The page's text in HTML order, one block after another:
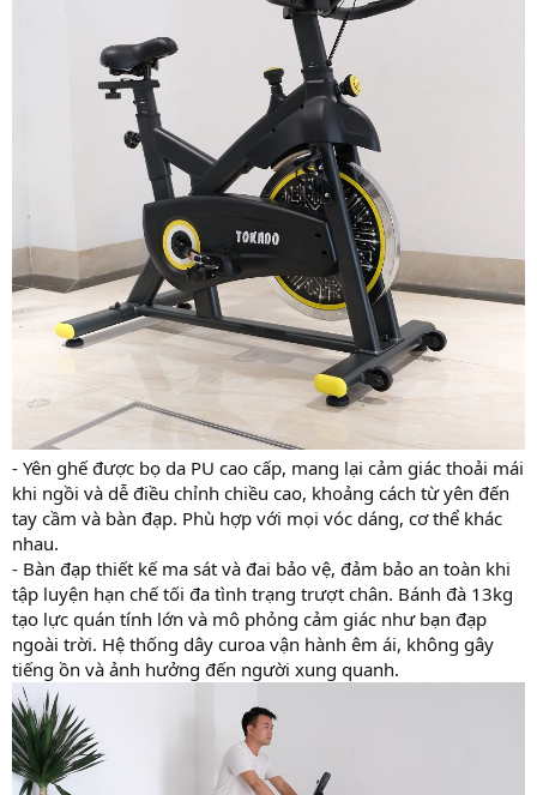
- Yên ghế được bọ da PU cao cấp, mang lại cảm giác thoải mái
khi ngồi và dễ điều chỉnh chiều cao, khoảng cách từ yên đến
tay cầm và bàn đạp. Phù hợp với mọi vóc dáng, cơ thể khác
nhau.
- Bàn đạp thiết kế ma sát và đai bảo vệ, đảm bảo an toàn khi
tập luyện hạn chế tối đa tình trạng trượt chân. Bánh đà 13kg
tạo lực quán tính lớn và mô phỏng cảm giác như bạn đạp
ngoài trời. Hệ thống dây curoa vận hành êm ái, không gây
tiếng ồn và ảnh hưởng đến người xung quanh.